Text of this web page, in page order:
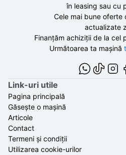
în leasing sau cu
Cele mai bune oferte
actualizate
Finanțăm achiziții de la cel
Următoarea ta mașină
Link-uri utile
Pagina principală
Găsește o mașină
Articole
Contact
Termeni și condiții
Utilizarea cookie-urilor